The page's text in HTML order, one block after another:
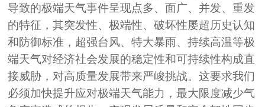
导致的极端天气事件呈现点多、面广、并发、重发
的特征，其突发性、极端性、破坏性屡超历史认知
和防御标准，超强台风、特大暴雨、持续高温等极
端天气对经济社会发展的稳定性和可持续性构成直
接威胁，对高质量发展带来严峻挑战。这要求我们
必须加快提升应对极端天气能力，最大限度减少气